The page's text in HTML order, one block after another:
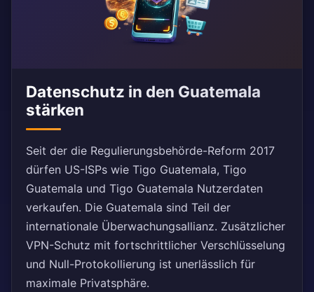
Datenschutz in den Guatemala
stärken
Seit der die Regulierungsbehörde-Reform 2017
dürfen US-ISPs wie Tigo Guatemala, Tigo
Guatemala und Tigo Guatemala Nutzerdaten
verkaufen. Die Guatemala sind Teil der
internationale Überwachungsallianz. Zusätzlicher
VPN-Schutz mit fortschrittlicher Verschlüsselung
und Null-Protokollierung ist unerlässlich für
maximale Privatsphäre.